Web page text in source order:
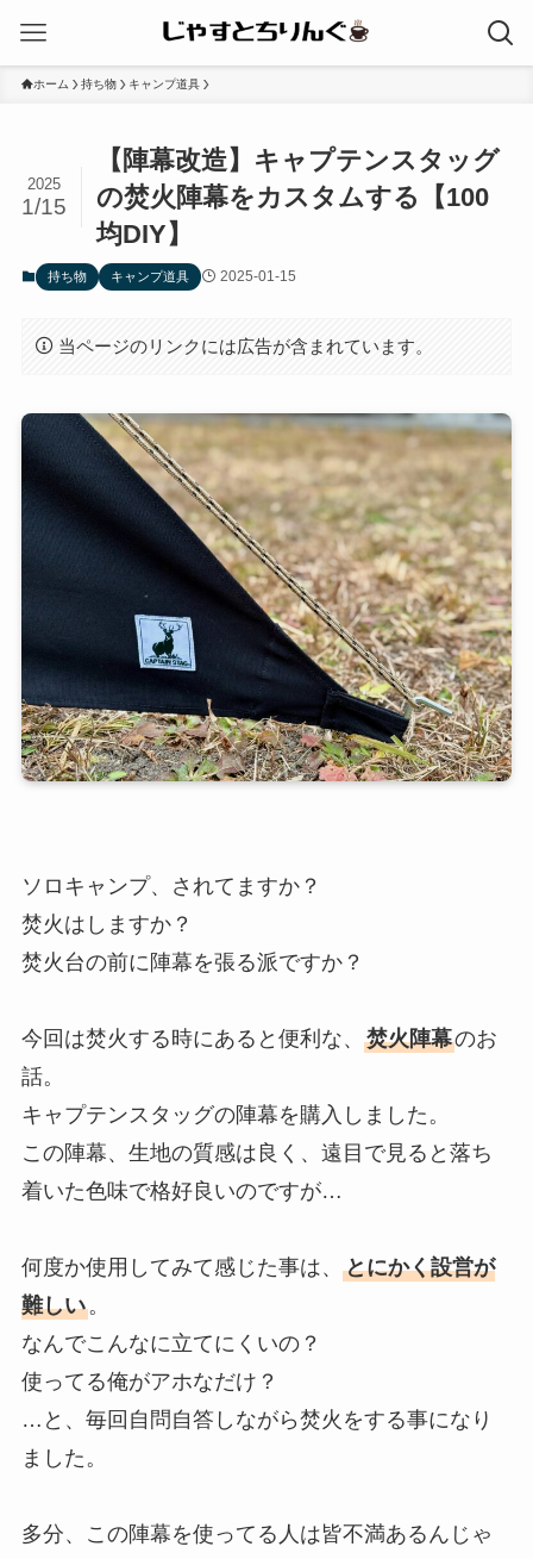
ホーム 持ち物 キャンプ道具
【陣幕改造】キャプテンスタッグ
の焚火陣幕をカスタムする【100
均DIY】
2025
1/15
持ち物 キャンプ道具 2025-01-15
当ページのリンクには広告が含まれています。
ソロキャンプ、されてますか？
焚火はしますか？
焚火台の前に陣幕を張る派ですか？
今回は焚火する時にあると便利な、 焚火陣幕のお
話。
キャプテンスタッグの陣幕を購入しました。
この陣幕、生地の質感は良く、遠目で見ると落ち
着いた色味で格好良いのですが…
何度か使用してみて感じた事は、 とにかく設営が
難しい。
なんでこんなに立てにくいの？
使ってる俺がアホなだけ？
…と、毎回自問自答しながら焚火をする事になり
ました。
多分、この陣幕を使ってる人は皆不満あるんじゃ